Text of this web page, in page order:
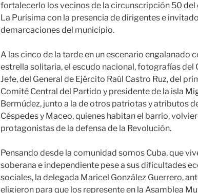
fortalecerlo los vecinos de la circunscripción 50
La Purísima con la presencia de dirigentes e
demarcaciones del municipio.
A las cinco de la tarde en un escenario engalanado
estrella solitaria, el escudo nacional, fotografías del
Jefe, del General de Ejército Raúl Castro Ruz, del
Comité Central del Partido y presidente de la isla
Bermúdez, junto a la de otros patriotas y atributos
Céspedes y Maceo, quienes habitan el barrio,
protagonistas de la defensa de la Revolución.
Pensando desde la comunidad somos Cuba, que
soberana e independiente pese a sus dificultades
sociales, la delegada Maricel González Guerrero,
eligieron para que los represente en la Asamblea